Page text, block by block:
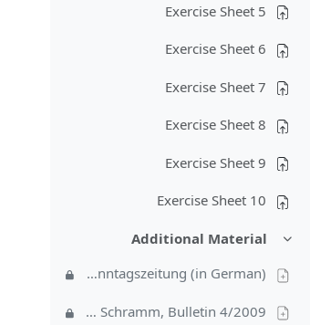
Exercise Sheet 5
Exercise Sheet 6
Exercise Sheet 7
Exercise Sheet 8
Exercise Sheet 9
Exercise Sheet 10
طي
Additional Material
Article in Frankfurter Allgemeine Sonntagszeitung (in German)
Stafanie Schramm, Bulletin 4/2009